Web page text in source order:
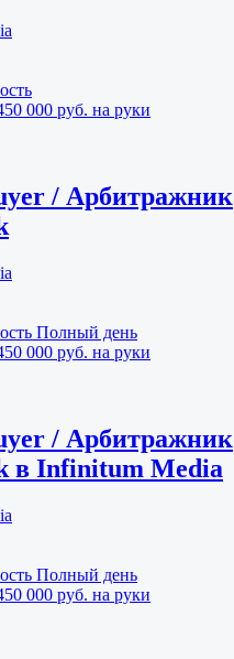
000 руб. на руки
/ Арбитражник
Полный день
000 руб. на руки
/ Арбитражник
в Infinitum Media
Полный день
000 руб. на руки